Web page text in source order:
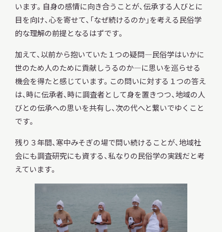
います。自身の感情に向き合うことが、伝承する人びとに
目を向け、心を寄せて、「なぜ続けるのか」を考える民俗学
的な理解の前提となるはずです。
加えて、以前から抱いていた１つの疑問―民俗学はいかに
世のため人のために貢献しうるのか―に思いを巡らせる
機会を得たと感じています。この問いに対する１つの答え
は、時に伝承者、時に調査者として身を置きつつ、地域の人
びとの伝承への思いを共有し、次の代へと繋いでゆくこと
です。
残り３年間、寒中みそぎの場で問い続けることが、地域社
会にも調査研究にも資する、私なりの民俗学の実践だと考
えています。